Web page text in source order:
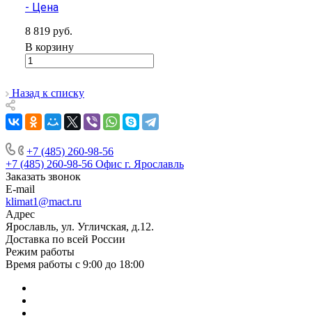
Менеджер по продажам
Евгений Ильиногорский
- Цена
8 819 руб.
В корзину
Назад к списку
+7 (485) 260-98-56
+7 (485) 260-98-56 Офис г. Ярославль
Заказать звонок
E-mail
klimat1@mact.ru
Адрес
Ярославль, ул. Угличская, д.12.
Доставка по всей России
Режим работы
Время работы с 9:00 до 18:00